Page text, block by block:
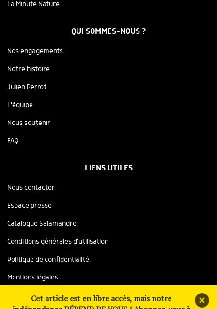
La Minute Nature
QUI SOMMES-NOUS ?
Nos engagements
Notre histoire
Julien Perrot
L'équipe
Nous soutenir
FAQ
LIENS UTILES
Nous contacter
Espace presse
Catalogue Salamandre
Conditions générales d'utilisation
Politique de confidentialité
Mentions légales
Copyright ©2026 Salamandre, tous droits réservés
Cet article est en libre accès, mais notre